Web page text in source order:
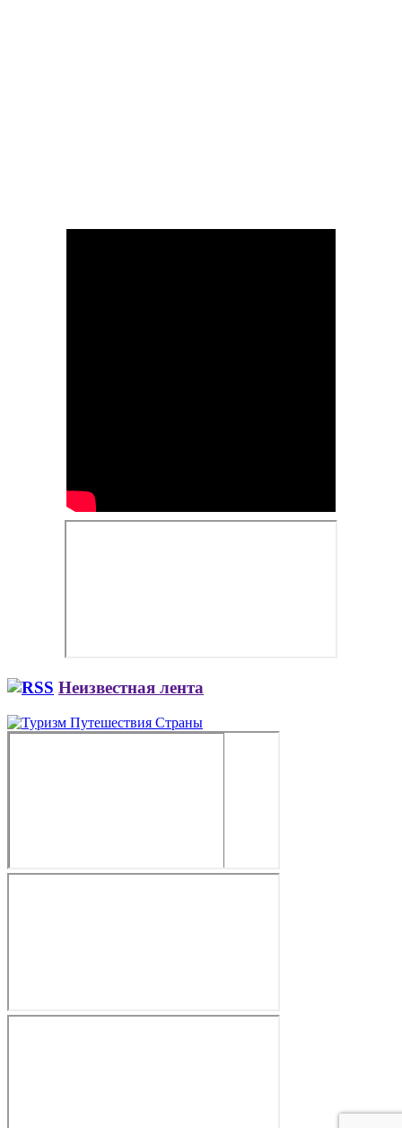
Неизвестная лента